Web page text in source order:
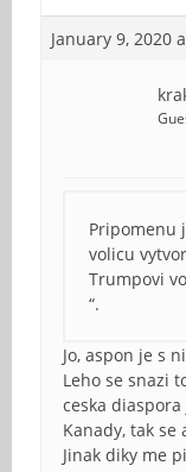
January 9, 2020
Pripomenu
volicu
Trumpovi
“.
Jo, aspon je s
Leho se snazi
ceska
Kanady, tak se
Jinak diky me